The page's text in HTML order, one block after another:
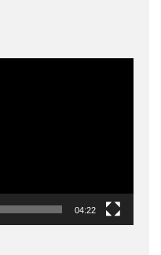
04:22